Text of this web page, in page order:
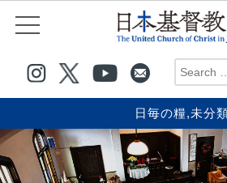
日毎の糧,未分